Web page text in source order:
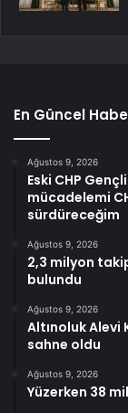
En Güncel
Ağustos 9, 2026
Eski CHP
mücadelemi
sürdüreceğim
Ağustos 9, 2026
2,3 milyon
bulundu
Ağustos 9, 2026
Altınoluk
sahne oldu
Ağustos 9, 2026
Yüzerken 38